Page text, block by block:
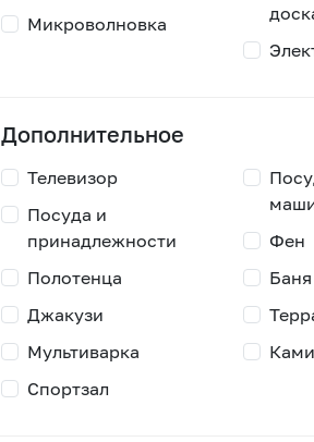
Микроволновка
Дополнительное
Телевизор
Посуда и
принадлежности
Фен
Полотенца
Джакузи
Мультиварка
Спортзал